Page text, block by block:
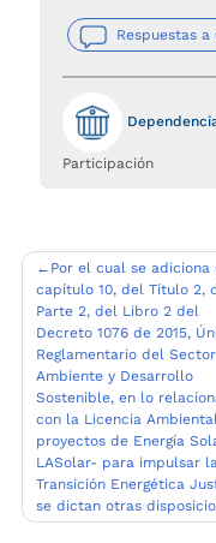
Respuestas
Participación
Navegación
de
entradas
Por el cual se adiciona
capítulo 10, del Título 2,
Parte 2, del Libro 2 del
Decreto 1076 de 2015,
Reglamentario del Sector
Ambiente y Desarrollo
Sostenible, en lo
con la Licencia
proyectos de Energía
LASolar- para impulsar
Transición Energética
se dictan otras